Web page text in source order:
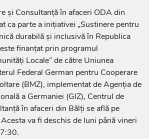
și Consultanță în afaceri ODA din
ca parte a inițiativei „Sustinere pentru
durabilă și inclusivă în Republica
finanțat prin programul
Locale” de către Uniunea
Federal German pentru Cooperare
(BMZ), implementat de Agenția de
a Germaniei (GIZ), Centrul de
în afaceri din Bălți se află pe
va fi deschis de luni până vineri